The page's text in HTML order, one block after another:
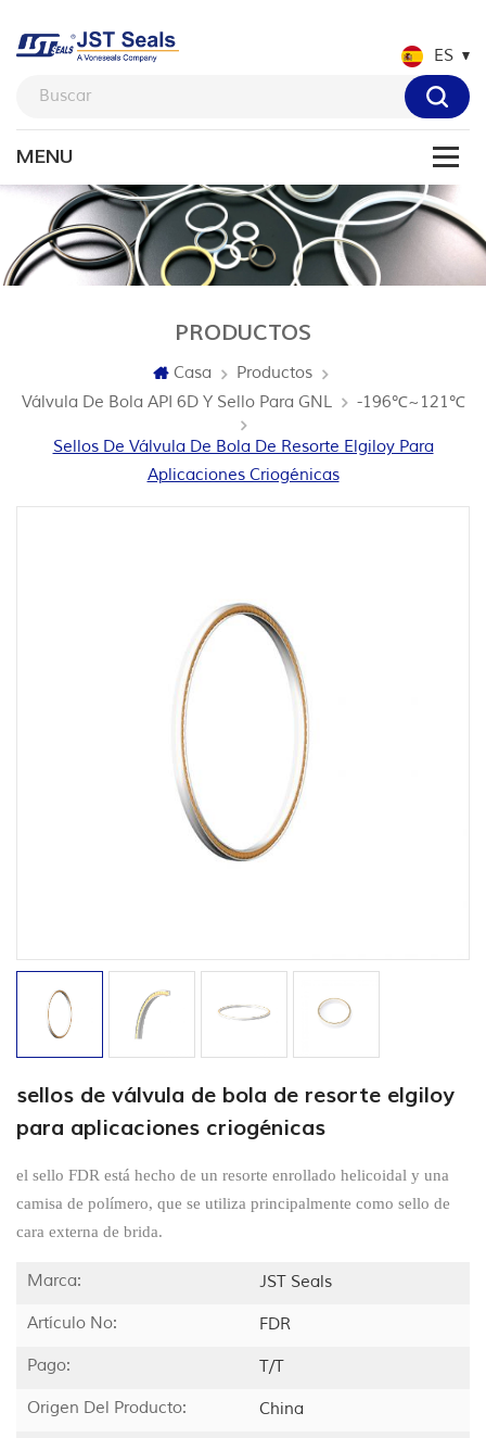
ES
PRODUCTOS
Casa
Productos
Válvula De Bola API 6D Y Sello Para GNL
-196℃~121℃
Sellos De Válvula De Bola De Resorte Elgiloy Para
Aplicaciones Criogénicas
sellos de válvula de bola de resorte elgiloy
para aplicaciones criogénicas
el sello FDR está hecho de un resorte enrollado helicoidal y una
camisa de polímero, que se utiliza principalmente como sello de
cara externa de brida.
Marca:
JST Seals
Artículo No:
FDR
Pago:
T/T
Origen Del Producto:
China